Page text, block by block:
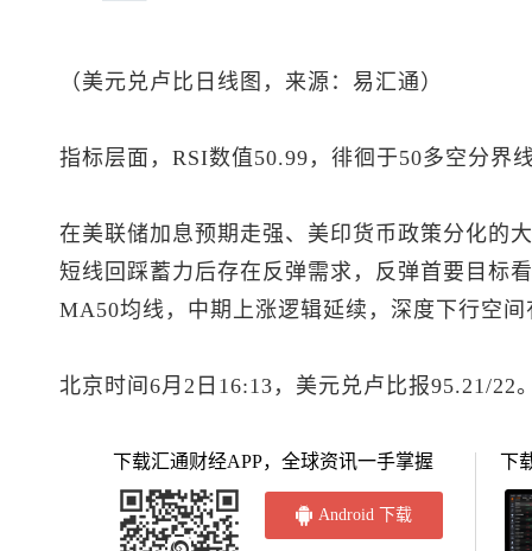
（美元兑卢比日线图，来源：易汇通）
指标层面，RSI数值50.99，徘徊于50多空分界
在美联储加息预期走强、美印货币政策分化的
短线回踩蓄力后存在反弹需求，反弹首要目标
MA50均线，中期上涨逻辑延续，深度下行空间
北京时间6月2日16:13，美元兑卢比报95.21/22
下载汇通财经APP，全球资讯一手掌握
Android 下载
下